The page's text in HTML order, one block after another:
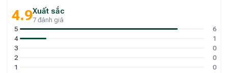
4.9Xuất sắc
7 đánh giá
5
6
4
1
3
0
2
0
1
0